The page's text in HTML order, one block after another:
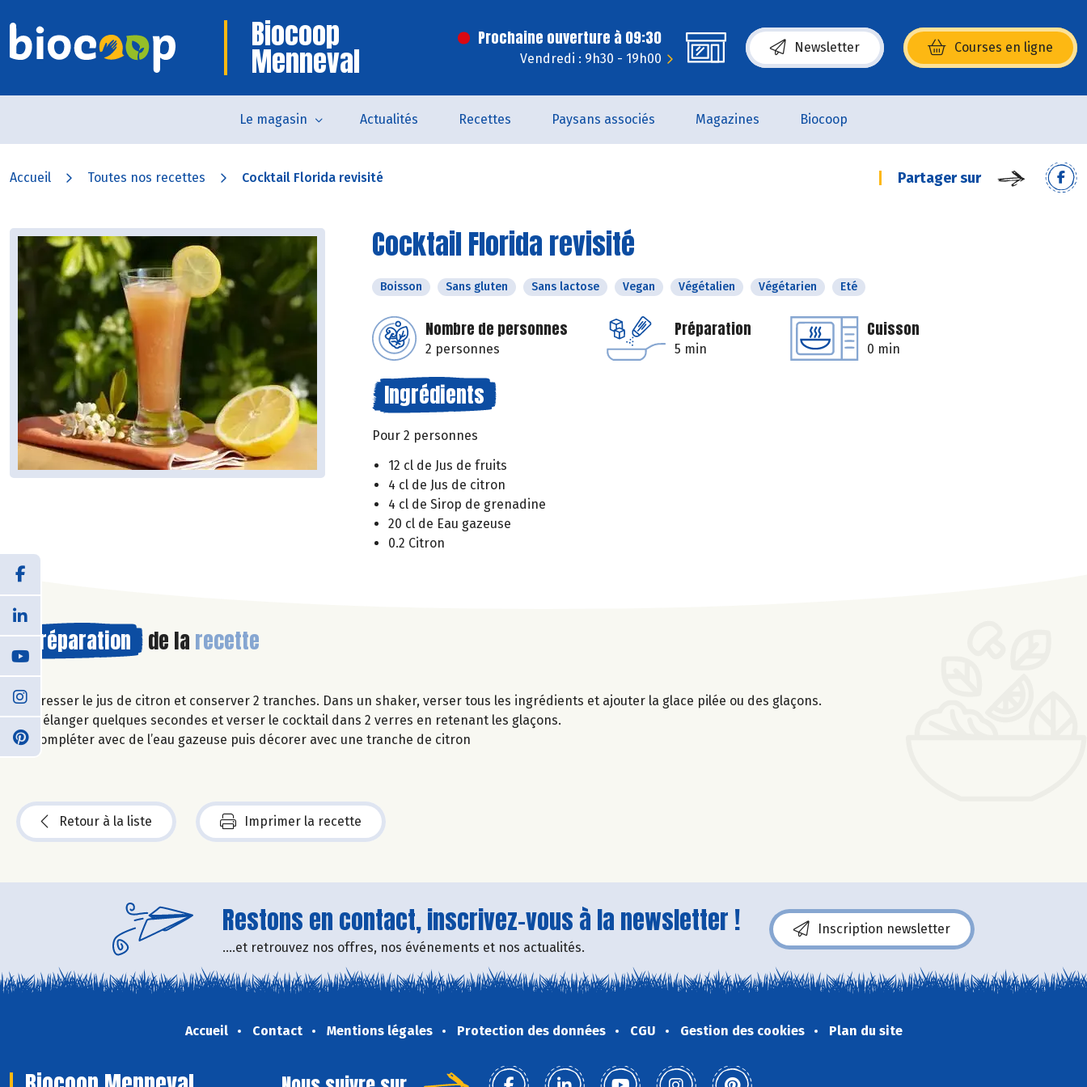
Biocoop
Menneval
Prochaine ouverture à 09:30
Vendredi : 9h30 - 19h00
Newsletter Courses en ligne
(s’ouvre dans une nouvelle fenêtre)
Le magasin Actualités Recettes Paysans associés Magazines Biocoop
Accueil Toutes nos recettes Cocktail Florida revisité Partager sur
Cocktail Florida revisité
Boisson Sans gluten Sans lactose Vegan Végétalien Végétarien Eté
Nombre de personnes
2 personnes
Préparation
5 min
Cuisson
0 min
Ingrédients
Pour 2 personnes
12 cl de Jus de fruits
4 cl de Jus de citron
4 cl de Sirop de grenadine
20 cl de Eau gazeuse
0.2 Citron
Préparation de la recette
Presser le jus de citron et conserver 2 tranches. Dans un shaker, verser tous les ingrédients et ajouter la glace pilée ou des glaçons.
Mélanger quelques secondes et verser le cocktail dans 2 verres en retenant les glaçons.
Compléter avec de l’eau gazeuse puis décorer avec une tranche de citron
Retour à la liste Imprimer la recette
Restons en contact, inscrivez-vous à la newsletter !
....et retrouvez nos offres, nos événements et nos actualités.
Inscription newsletter
Accueil Contact Mentions légales Protection des données CGU Gestion des cookies Plan du site